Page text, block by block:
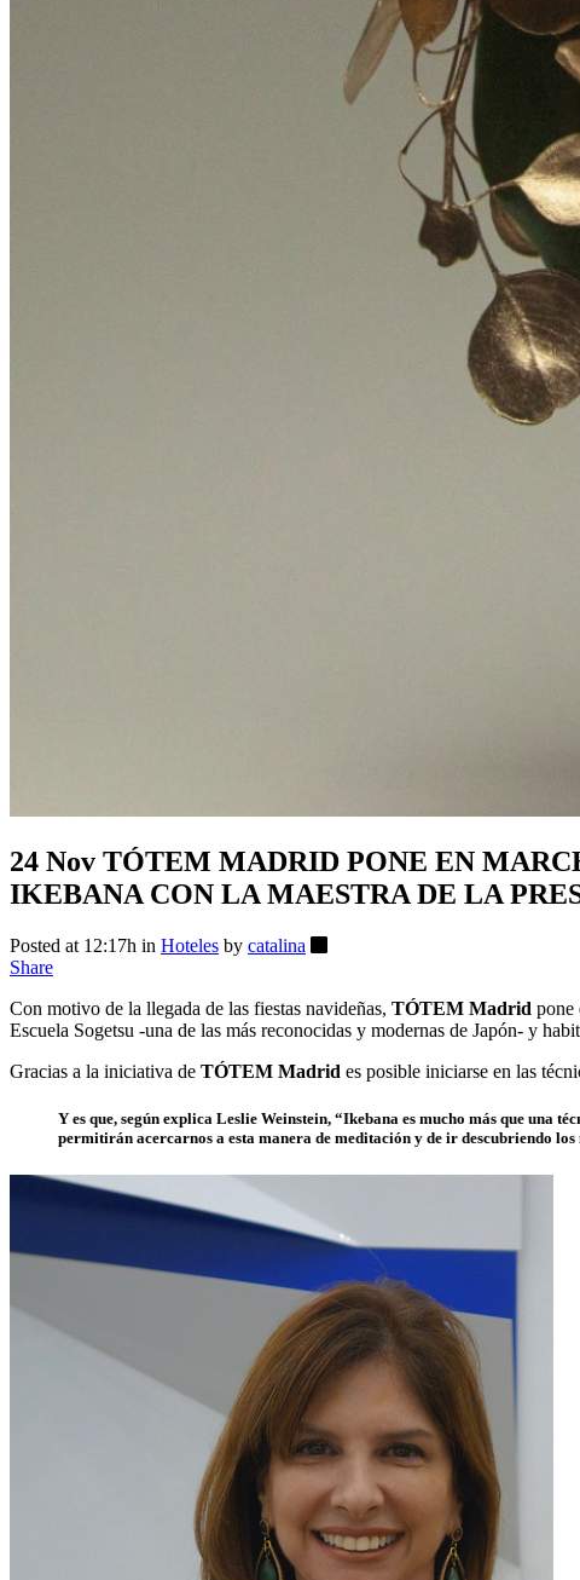
24 Nov TÓTEM MADRID PONE EN
IKEBANA CON LA MAESTRA DE LA
Posted at 12:17h in Hoteles by catalina
Share
Con motivo de la llegada de las fiestas navideñas, TÓTEM Madrid pone
Escuela Sogetsu -una de las más reconocidas y modernas de Japón- y
Gracias a la iniciativa de TÓTEM Madrid es posible iniciarse en las
Y es que, según explica Leslie Weinstein, “Ikebana es mucho más que
permitirán acercarnos a esta manera de meditación y de ir descubriendo